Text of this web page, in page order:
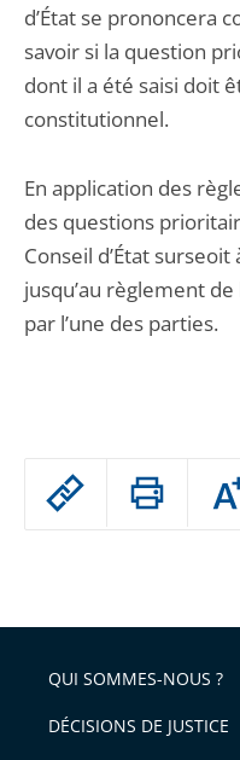
Passer
arriver
après
ou
l'article
pour
d’État se prononcera
savoir si la question
dont il a été saisi doit
constitutionnel.
En application des
des questions
Conseil d’État
jusqu’au règlement
par l’une des parties.
QUI SOMMES-NOUS ?
DÉCISIONS DE JUSTICE